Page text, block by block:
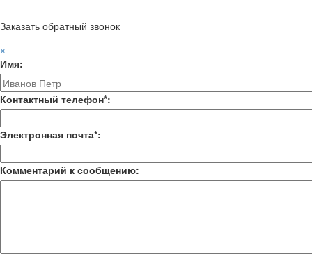
Заказать обратный звонок
×
Имя:
Контактный телефон*:
Электронная почта*:
Комментарий к сообщению: